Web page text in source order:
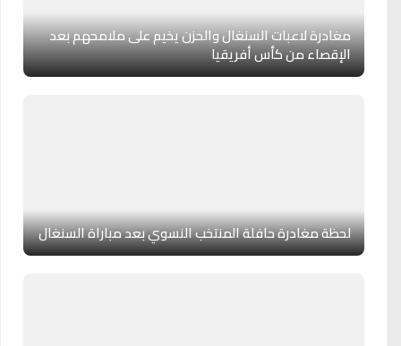
مغادرة لاعبات السنغال والحزن يخيم على ملامحهم بعد
الإقصاء من كأس أفريقيا
لحظة مغادرة حافلة المنتخب النسوي بعد مباراة السنغال